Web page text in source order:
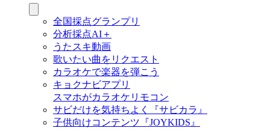
全国採点グランプリ
分析採点AI＋
うたスキ動画
歌いたい曲をリクエスト
カラオケで楽器を弾こう
キョクナビアプリ
スマホがカラオケリモコン
サビだけを気持ちよく『サビカラ』
子供向けコンテンツ『JOYKIDS』